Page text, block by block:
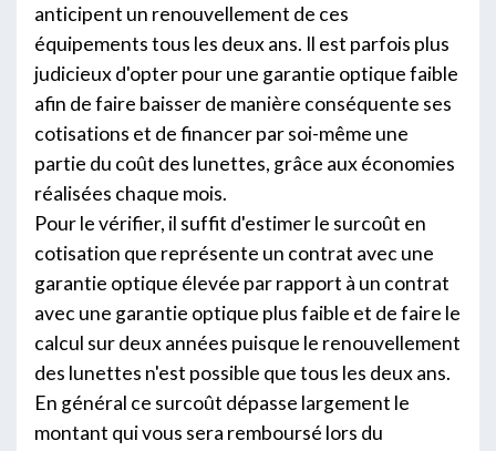
anticipent un renouvellement de ces
équipements tous les deux ans. Il est parfois plus
judicieux d'opter pour une garantie optique faible
afin de faire baisser de manière conséquente ses
cotisations et de financer par soi-même une
partie du coût des lunettes, grâce aux économies
réalisées chaque mois.
Pour le vérifier, il suffit d'estimer le surcoût en
cotisation que représente un contrat avec une
garantie optique élevée par rapport à un contrat
avec une garantie optique plus faible et de faire le
calcul sur deux années puisque le renouvellement
des lunettes n'est possible que tous les deux ans.
En général ce surcoût dépasse largement le
montant qui vous sera remboursé lors du